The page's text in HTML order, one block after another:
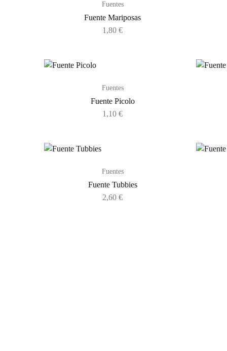
Fuentes
Fuente Mariposas
1,80 €
Fuentes
Fuente Picolo
1,10 €
Fuentes
Fuente Tubbies
2,60 €